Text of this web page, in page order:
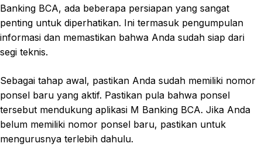
Banking BCA, ada beberapa persiapan yang sangat
penting untuk diperhatikan. Ini termasuk pengumpulan
informasi dan memastikan bahwa Anda sudah siap dari
segi teknis.
Sebagai tahap awal, pastikan Anda sudah memiliki nomor
ponsel baru yang aktif. Pastikan pula bahwa ponsel
tersebut mendukung aplikasi M Banking BCA. Jika Anda
belum memiliki nomor ponsel baru, pastikan untuk
mengurusnya terlebih dahulu.